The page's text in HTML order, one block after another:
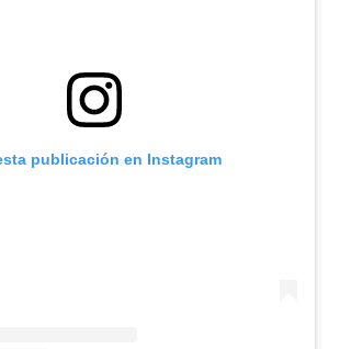
publicación en Instagram